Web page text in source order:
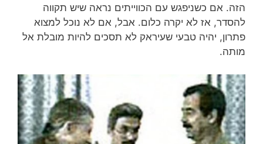
הזה. אם כשניפגש עם הכווייתים נראה שיש תקווה
להסדר, אז לא יקרה כלום. אבל, אם לא נוכל למצוא
פתרון, יהיה טבעי שעיראק לא תסכים להיות מובלת אל
מותה.